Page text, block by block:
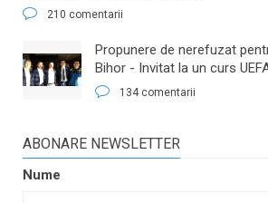
210 comentarii
​Propunere de nerefuzat
Bihor - Invitat la un curs
134 comentarii
ABONARE NEWSLETTER
Nume